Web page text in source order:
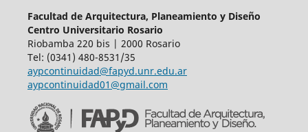
Facultad de Arquitectura, Planeamiento y Diseño
Centro Universitario Rosario
Riobamba 220 bis | 2000 Rosario
Tel: (0341) 480-8531/35
aypcontinuidad@fapyd.unr.edu.ar
aypcontinuidad01@gmail.com